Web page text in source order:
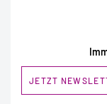
JETZT